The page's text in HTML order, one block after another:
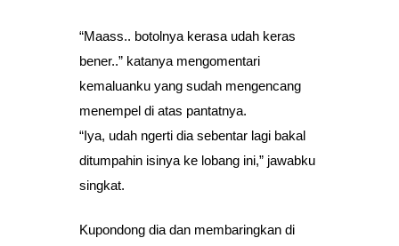
“Maass.. botolnya kerasa udah keras
bener..” katanya mengomentari
kemaluanku yang sudah mengencang
menempel di atas pantatnya.
“Iya, udah ngerti dia sebentar lagi bakal
ditumpahin isinya ke lobang ini,” jawabku
singkat.
Kupondong dia dan membaringkan di